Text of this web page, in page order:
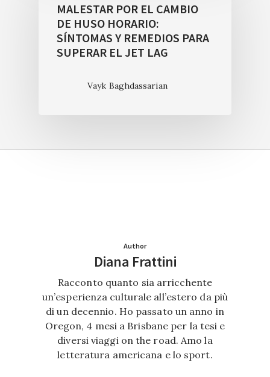
MALESTAR POR EL CAMBIO
DE HUSO HORARIO:
SÍNTOMAS Y REMEDIOS PARA
SUPERAR EL JET LAG
Vayk Baghdassarian
Author
Diana Frattini
Racconto quanto sia arricchente
un’esperienza culturale all’estero da più
di un decennio. Ho passato un anno in
Oregon, 4 mesi a Brisbane per la tesi e
diversi viaggi on the road. Amo la
letteratura americana e lo sport.